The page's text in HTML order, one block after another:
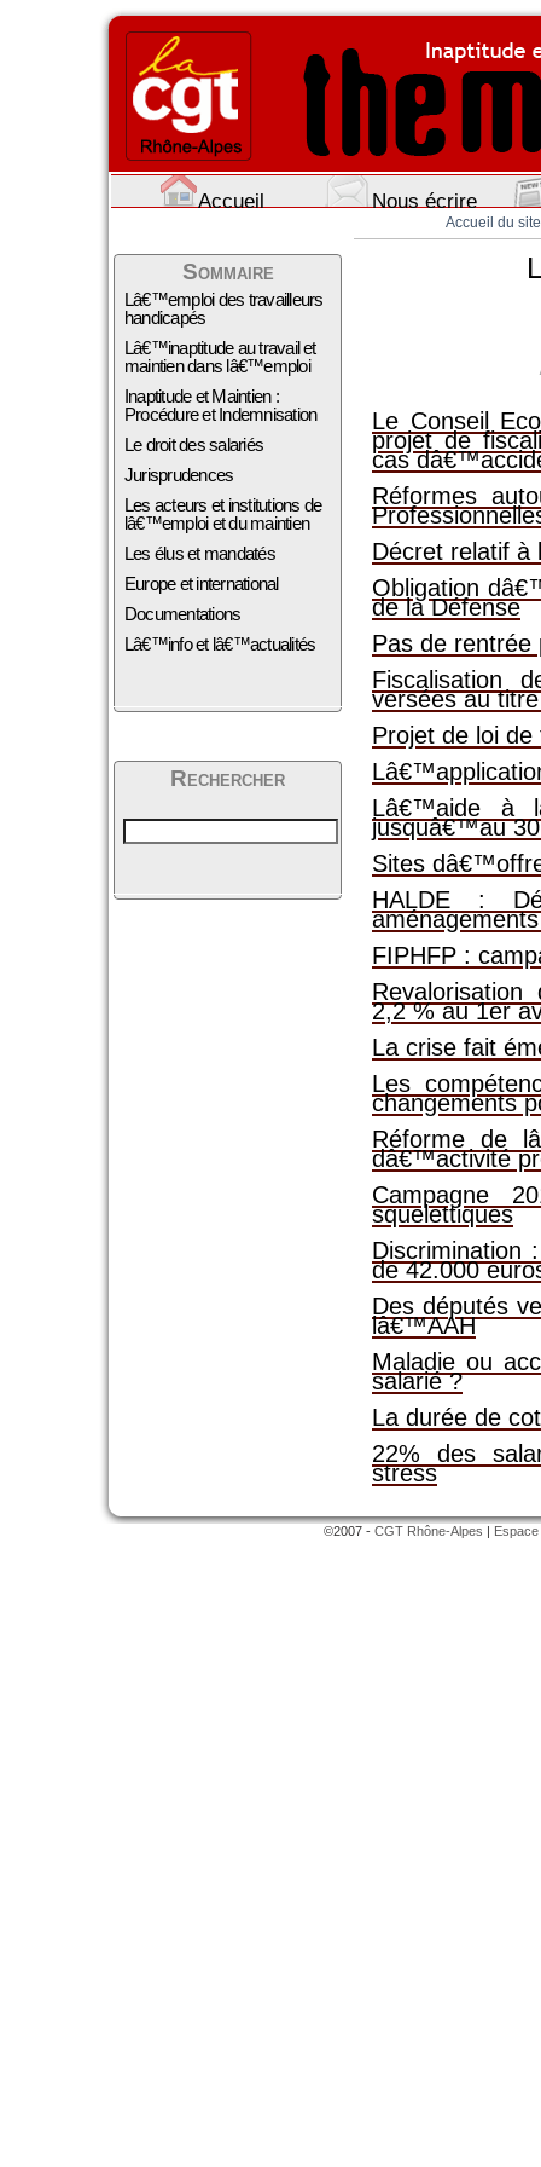
Accueil Nous écrire
Accueil du site
Sommaire
Lâ€™emploi des travailleurs
handicapés
Lâ€™inaptitude au travail et
maintien dans lâ€™emploi
Inaptitude et Maintien :
Procédure et Indemnisation
Le droit des salariés
Jurisprudences
Les acteurs et institutions de
lâ€™emploi et du maintien
Les élus et mandatés
Europe et international
Documentations
Lâ€™info et lâ€™actualités
Rechercher
Le Conseil
projet de
cas
Réformes
Décret relatif
Obligation
de la Défense
Pas de rentrée
Fiscalisation
versées au
Projet de loi
Lâ€™aide à
jusquâ€™au
Sites
HALDE :
FIPHFP :
2,2 % au 1er
La crise fait
Les
changements
Réforme de
dâ€™activité
Campagne
squelettiques
Discrimination
de 42.000
Des députés
lâ€™AAH
Maladie ou
salarié ?
La durée de
22% des
stress
©2007 - CGT Rhône-Alpes